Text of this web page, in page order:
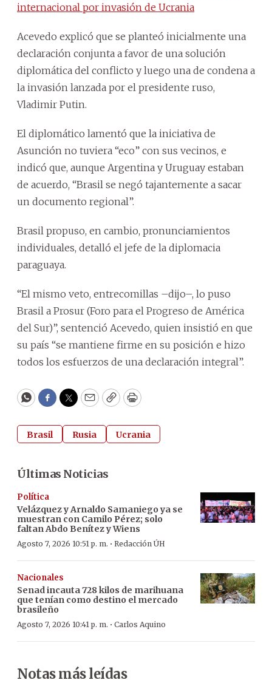
internacional por invasión de Ucrania
Acevedo explicó que se planteó inicialmente una
declaración conjunta a favor de una solución
diplomática del conflicto y luego una de condena a
la invasión lanzada por el presidente ruso,
Vladimir Putin.
El diplomático lamentó que la iniciativa de
Asunción no tuviera “eco” con sus vecinos, e
indicó que, aunque Argentina y Uruguay estaban
de acuerdo, “Brasil se negó tajantemente a sacar
un documento regional”.
Brasil propuso, en cambio, pronunciamientos
individuales, detalló el jefe de la diplomacia
paraguaya.
“El mismo veto, entrecomillas –dijo–, lo puso
Brasil a Prosur (Foro para el Progreso de América
del Sur)”, sentenció Acevedo, quien insistió en que
su país “se mantiene firme en su posición e hizo
todos los esfuerzos de una declaración integral”.
WhatsApp
Facebook
Twitter
EmailCopyPrint
Brasil Rusia Ucrania
Últimas Noticias
Política
Velázquez y Arnaldo Samaniego ya se
muestran con Camilo Pérez; solo
faltan Abdo Benítez y Wiens
Agosto 7, 2026 10:51 p. m. · Redacción ÚH
Nacionales
Senad incauta 728 kilos de marihuana
que tenían como destino el mercado
brasileño
Agosto 7, 2026 10:41 p. m. · Carlos Aquino
Notas más leídas